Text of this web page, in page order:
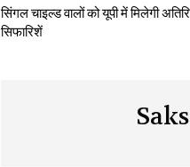
सिंगल चाइल्ड वालों को यूपी में मिलेगी
सिफारिशें